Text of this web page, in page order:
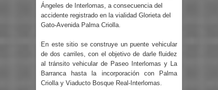
Ángeles de Interlomas, a consecuencia del
accidente registrado en la vialidad Glorieta del
Gato-Avenida Palma Criolla.
En este sitio se construye un puente vehicular
de dos carriles, con el objetivo de darle fluidez
al tránsito vehicular de Paseo Interlomas y La
Barranca hasta la incorporación con Palma
Criolla y Viaducto Bosque Real-Interlomas.